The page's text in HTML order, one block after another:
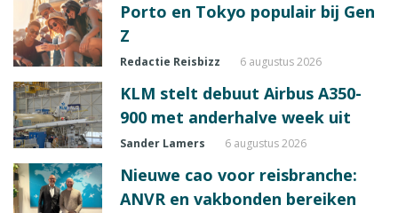
Porto en Tokyo populair bij Gen
Z
Redactie Reisbizz 6 augustus 2026
KLM stelt debuut Airbus A350-
900 met anderhalve week uit
Sander Lamers 6 augustus 2026
Nieuwe cao voor reisbranche:
ANVR en vakbonden bereiken